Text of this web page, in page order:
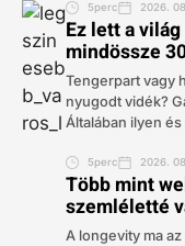
5perc 2026.
Ez lett a
mindössze
Tengerpart vagy
nyugodt vidék?
Általában ilyen
5perc 2026.
Több mint
szemléletté
A longevity ma